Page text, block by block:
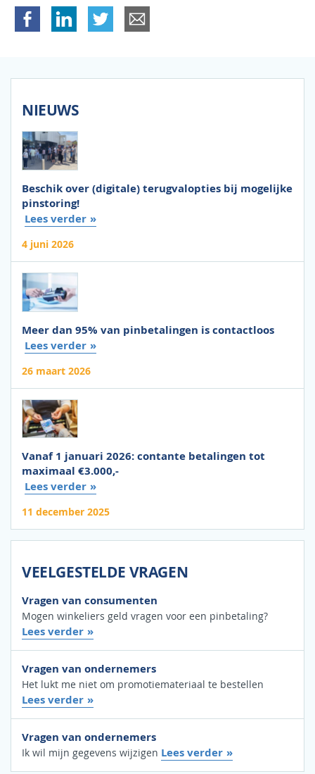
NIEUWS
Beschik over (digitale) terugvalopties bij mogelijke
pinstoring!
Lees verder
4 juni 2026
Meer dan 95% van pinbetalingen is contactloos
Lees verder
26 maart 2026
Vanaf 1 januari 2026: contante betalingen tot
maximaal €3.000,-
Lees verder
11 december 2025
VEELGESTELDE VRAGEN
Vragen van consumenten
Mogen winkeliers geld vragen voor een pinbetaling?
Lees verder
Vragen van ondernemers
Het lukt me niet om promotiemateriaal te bestellen
Lees verder
Vragen van ondernemers
Ik wil mijn gegevens wijzigen Lees verder